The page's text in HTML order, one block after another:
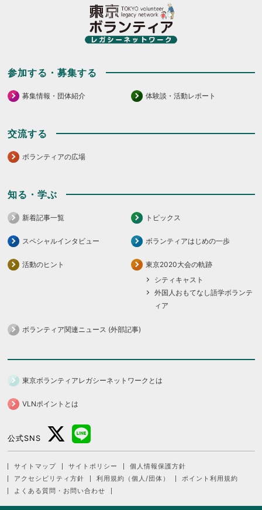
参加する・募集する
募集情報・団体紹介 体験談・活動レポート
交流する
ボランティアの広場
知る・学ぶ
新着記事一覧 トピックス
スペシャルインタビュー ボランティアはじめの一歩
活動のヒント
東京2020大会の軌跡
シティキャスト
外国人おもてなし語学ボランテ
ィア
ボランティア関連ニュース (外部記事)
東京ボランティアレガシーネットワークとは
VLNポイントとは
公式SNS
サイトマップ サイトポリシー
個人情報保護方針
アクセシビリティ方針
利用規約（個人/団体）
ポイント利用規約
よくある質問・お問い合わせ